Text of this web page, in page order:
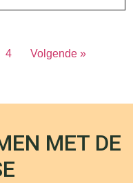
4 Volgende »
MET DE